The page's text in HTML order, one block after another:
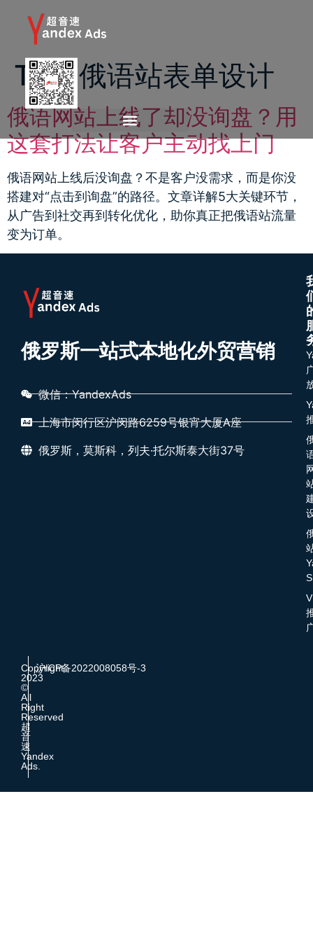
Tag:俄语站表单设计
俄语网站上线了却没询盘？用
这套打法让客户主动找上门
俄语网站上线后没询盘？不是客户没需求，而是你没
搭建对“点击到询盘”的路径。文章详解5大关键环节，
从广告到社交再到转化优化，助你真正把俄语站流量
变为订单。
俄罗斯一站式本地化外贸营销
微信：YandexAds
上海市闵行区沪闵路6259号银宵大厦A座
俄罗斯，莫斯科，列夫·托尔斯泰大街37号
Copyright
2023
©
All
Right
Reserved
超
音
速
Yandex
Ads.
沪ICP备2022008058号-3